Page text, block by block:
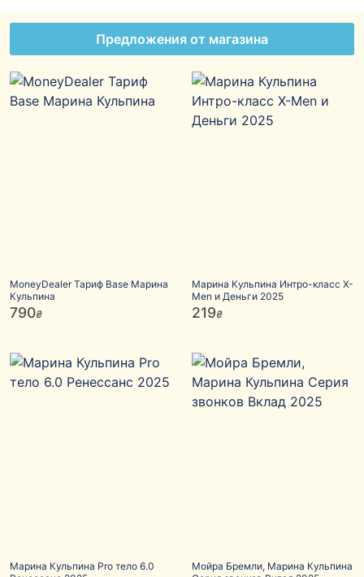
Предложения от магазина
MoneyDealer Тариф Base Марина
Кульпина
790₴
Марина Кульпина Интро-класс X-
Men и Деньги 2025
219₴
Марина Кульпина Pro тело 6.0
Мойра Бремли, Марина Кульпина